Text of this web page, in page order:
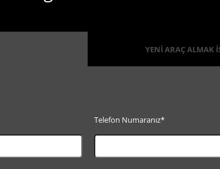
YENİ ARAÇ ALMAK
Telefon Numaranız*